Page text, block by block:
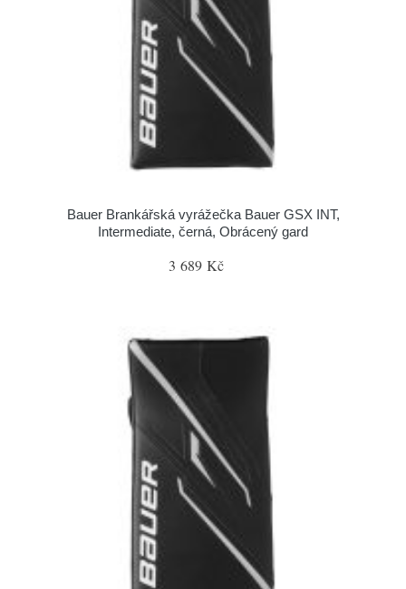
Bauer Brankářská vyrážečka Bauer GSX INT,
Intermediate, černá, Obrácený gard
3 689 Kč